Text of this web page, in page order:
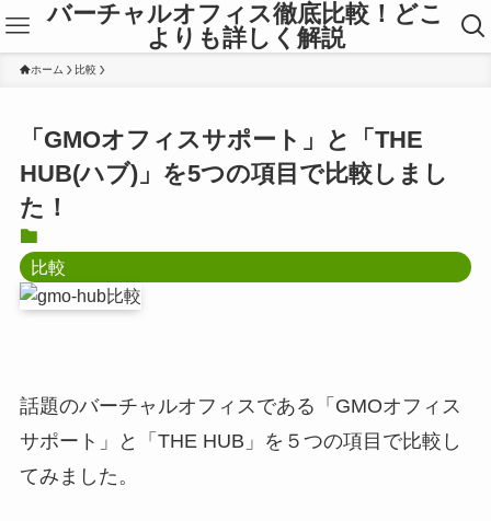
バーチャルオフィス徹底比較！どこ
よりも詳しく解説
ホーム 比較
「GMOオフィスサポート」と「THE
HUB(ハブ)」を5つの項目で比較しまし
た！
比較
話題のバーチャルオフィスである「GMOオフィス
サポート」と「THE HUB」を５つの項目で比較し
てみました。